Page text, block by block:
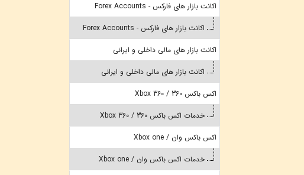
اکانت بازار های فارکس - Forex Accounts
اکانت بازار های فارکس - Forex Accounts
اکانت بازار های مالی داخلی و ایرانی
اکانت بازار های مالی داخلی و ایرانی
اکس باکس 360 / Xbox 360
خدمات اکس باکس 360 / Xbox 360
اکس باکس وان / Xbox one
خدمات اکس باکس وان / Xbox one